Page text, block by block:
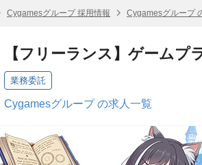
Cygamesグループ 採用情報 Cygamesグループ
【フリーランス】ゲーム
業務委託
Cygamesグループ の求人一覧